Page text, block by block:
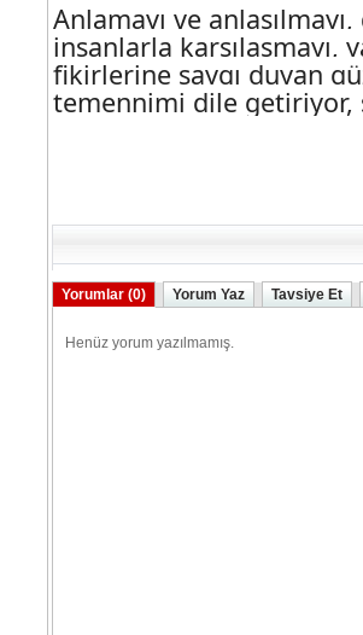
Anlamayı ve
insanlarla karşılaşmayı,
fikirlerine saygı duyan
temennimi dile getiriyor,
Yorumlar (0) Yorum Yaz Tavsiye Et